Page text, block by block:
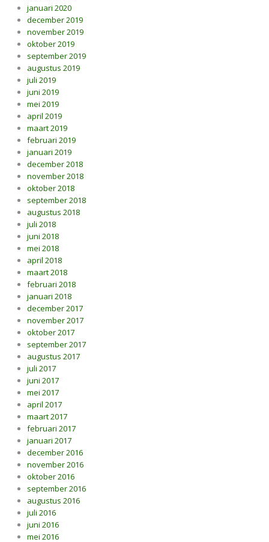
januari 2020
december 2019
november 2019
oktober 2019
september 2019
augustus 2019
juli 2019
juni 2019
mei 2019
april 2019
maart 2019
februari 2019
januari 2019
december 2018
november 2018
oktober 2018
september 2018
augustus 2018
juli 2018
juni 2018
mei 2018
april 2018
maart 2018
februari 2018
januari 2018
december 2017
november 2017
oktober 2017
september 2017
augustus 2017
juli 2017
juni 2017
mei 2017
april 2017
maart 2017
februari 2017
januari 2017
december 2016
november 2016
oktober 2016
september 2016
augustus 2016
juli 2016
juni 2016
mei 2016